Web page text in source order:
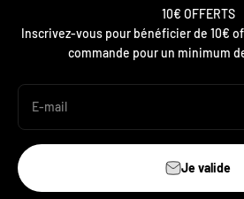
10€ OFFERTS
Inscrivez-vous pour bénéficier de 10€
commande pour un minimum
E-mail
Je valide